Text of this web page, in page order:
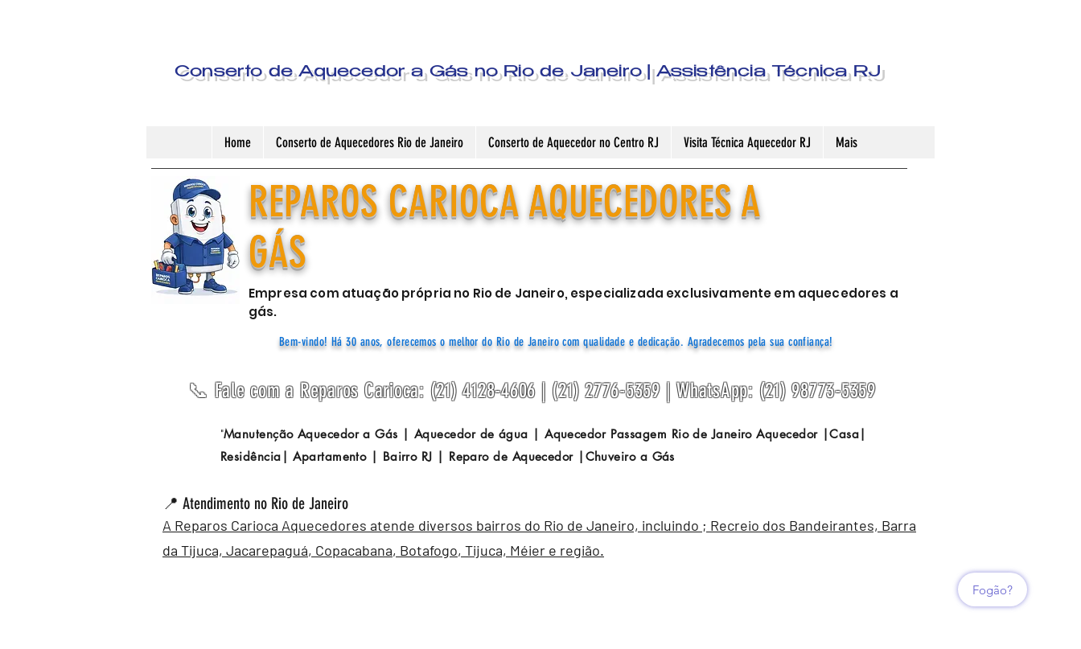
Conserto de Aquecedor a Gás no Rio de Janeiro | Assistência Técnica RJ
Home Conserto de Aquecedores Rio de Janeiro Conserto de Aquecedor no Centro RJ Visita Técnica Aquecedor RJ Mais
REPAROS CARIOCA AQUECEDORES A
GÁS
Empresa com atuação própria no Rio de Janeiro, especializada exclusivamente em aquecedores a
gás.
Bem-vindo! Há 30 anos, oferecemos o melhor do Rio de Janeiro com qualidade e dedicação. Agradecemos pela sua confiança!
📞 Fale com a Reparos Carioca: (21) 4128-4606 | (21) 2776-5359 | WhatsApp: (21) 98773-5359
"Manutenção Aquecedor a Gás | Aquecedor de água | Aquecedor Passagem Rio de Janeiro Aquecedor |Casa|
Residência| Apartamento | Bairro RJ | Reparo de Aquecedor |Chuveiro a Gás
📍 Atendimento no Rio de Janeiro
A Reparos Carioca Aquecedores atende diversos bairros do Rio de Janeiro, incluindo ; Recreio dos Bandeirantes, Barra
da Tijuca, Jacarepaguá, Copacabana, Botafogo, Tijuca, Méier e região.
Fogão?